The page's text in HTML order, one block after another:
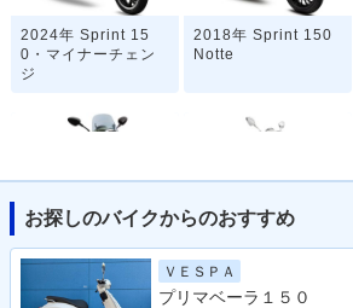
2024年 Sprint 15
0・マイナーチェン
ジ
2018年 Sprint 150
Notte
2017年 Sprint 150
ABS ADVENTUR
E・特別・限定仕様
2016年 Sprint 150
ABS・マイナーチェ
ンジ
お探しのバイクからのおすすめ
ＶＥＳＰＡ
プリマベーラ１５０